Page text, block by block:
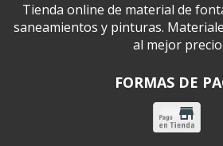
Tienda online de material de
saneamientos y pinturas.
al mejor precio.
FORMAS DE